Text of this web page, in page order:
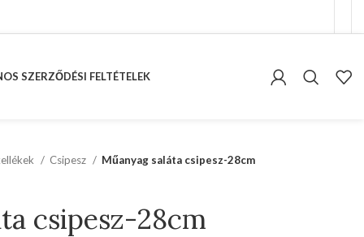
SZERZŐDÉSI FELTÉTELEK
Csipesz Műanyag saláta csipesz-28cm
csipesz-28cm